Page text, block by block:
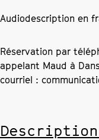
Audiodescription en
Réservation par
appelant Maud à
courriel :